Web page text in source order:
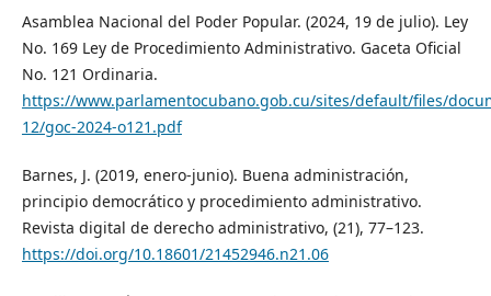
Asamblea Nacional del Poder Popular. (2024, 19 de julio). Ley
No. 169 Ley de Procedimiento Administrativo. Gaceta Oficial
No. 121 Ordinaria.
https://www.parlamentocubano.gob.cu/sites/default/files/
12/goc-2024-o121.pdf
Barnes, J. (2019, enero-junio). Buena administración,
principio democrático y procedimiento administrativo.
Revista digital de derecho administrativo, (21), 77–123.
https://doi.org/10.18601/21452946.n21.06